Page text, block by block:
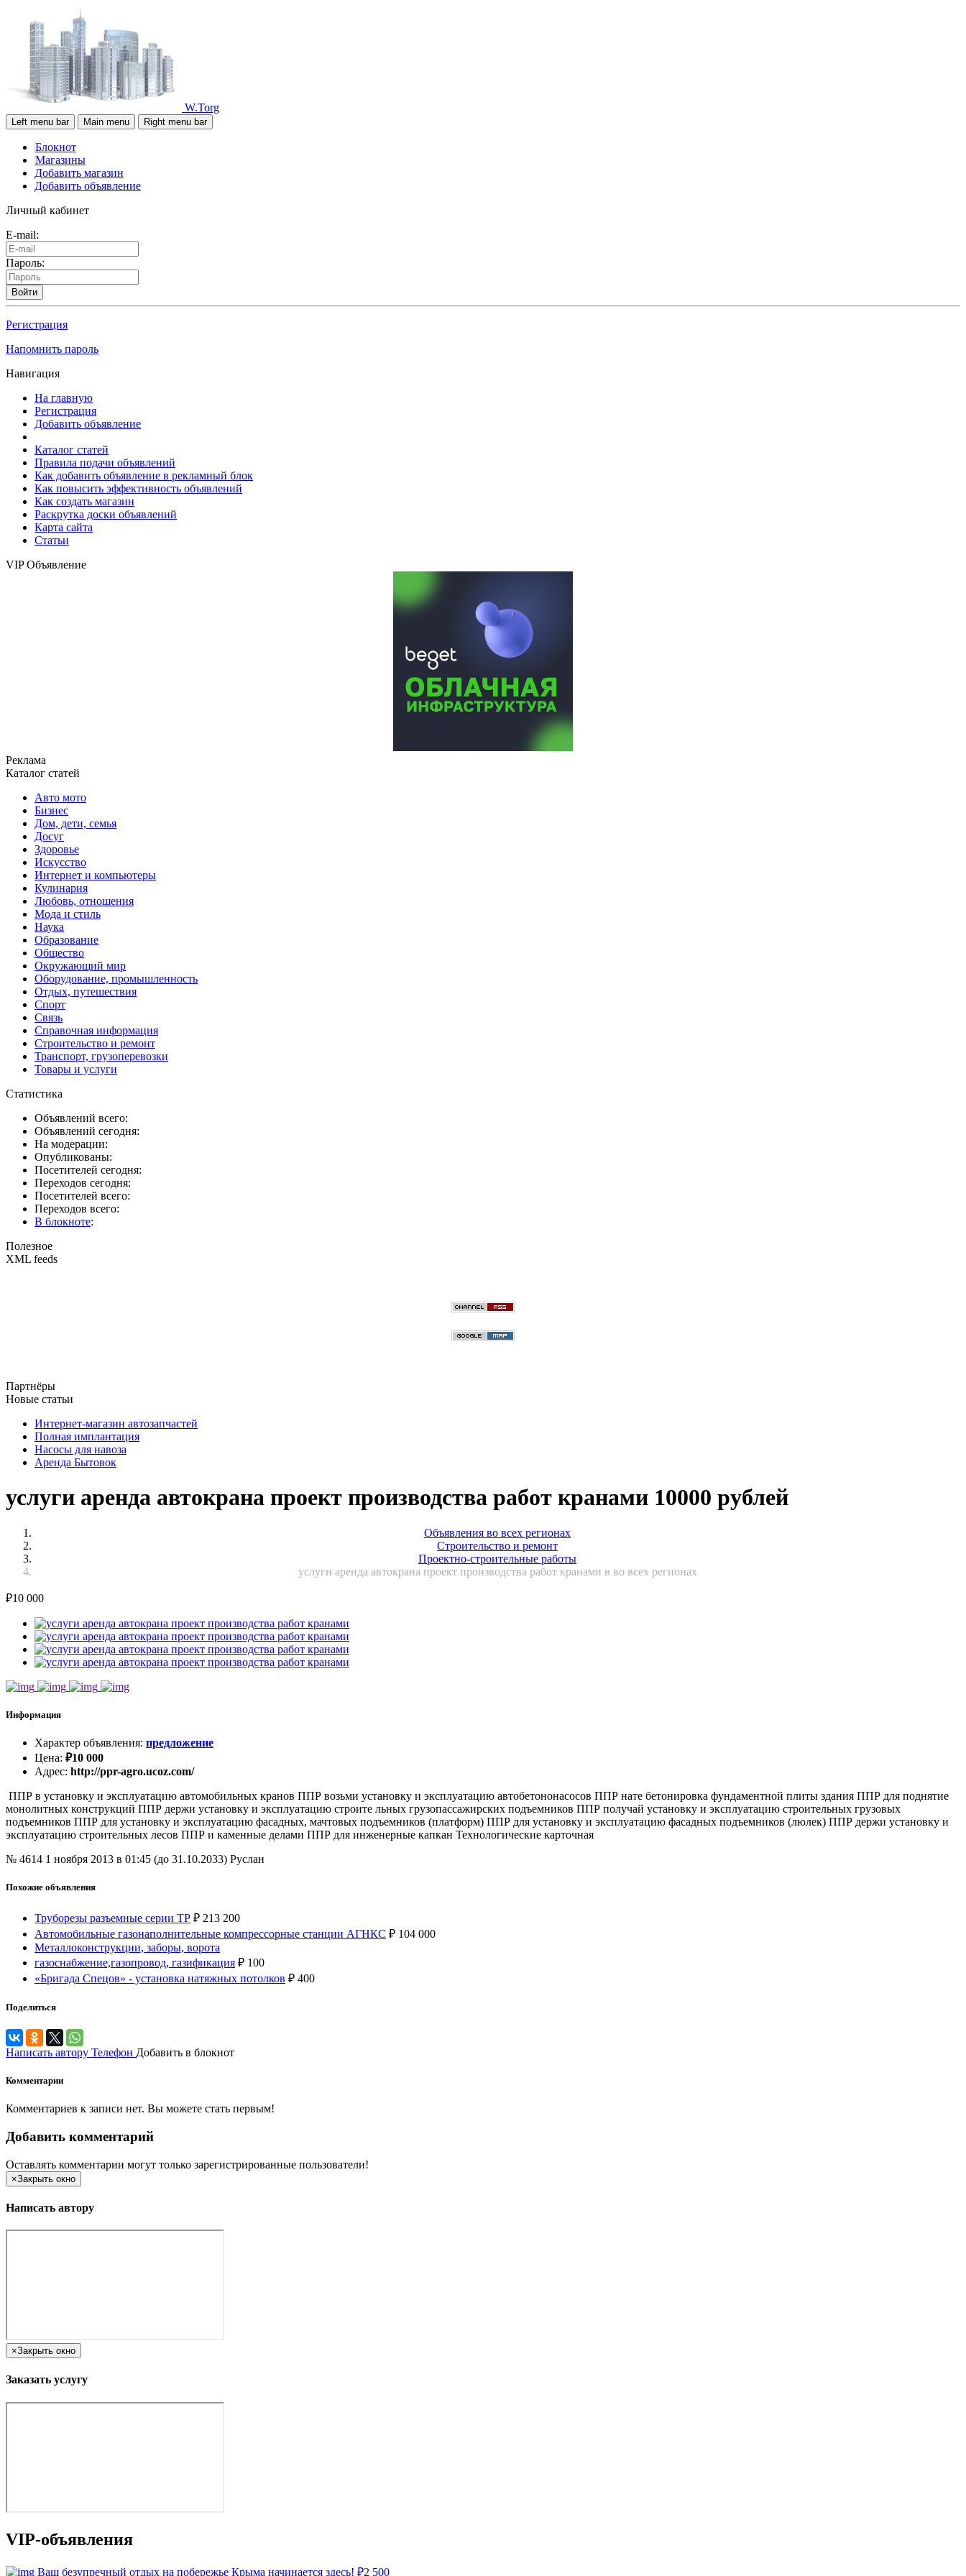
W.Torg
Left menu bar Main menu Right menu bar
Блокнот
Магазины
Добавить магазин
Добавить объявление
Личный кабинет
E-mail:
Пароль:
Войти
Регистрация
Напомнить пароль
Навигация
На главную
Регистрация
Добавить объявление
Каталог статей
Правила подачи объявлений
Как добавить объявление в рекламный блок
Как повысить эффективность объявлений
Как создать магазин
Раскрутка доски объявлений
Карта сайта
Статьи
VIP Объявление
Реклама
Каталог статей
Авто мото
Бизнес
Дом, дети, семья
Досуг
Здоровье
Искусство
Интернет и компьютеры
Кулинария
Любовь, отношения
Мода и стиль
Наука
Образование
Общество
Окружающий мир
Оборудование, промышленность
Отдых, путешествия
Спорт
Связь
Справочная информация
Строительство и ремонт
Транспорт, грузоперевозки
Товары и услуги
Статистика
Объявлений всего:
Объявлений сегодня:
На модерации:
Опубликованы:
Посетителей сегодня:
Переходов сегодня:
Посетителей всего:
Переходов всего:
В блокноте:
Полезное
XML feeds
Партнёры
Новые статьи
Интернет-магазин автозапчастей
Полная имплантация
Насосы для навоза
Аренда Бытовок
услуги аренда автокрана проект производства работ кранами 10000 рублей
Объявления во всех регионах
Строительство и ремонт
Проектно-строительные работы
услуги аренда автокрана проект производства работ кранами в во всех регионах
₽10 000
Информация
Характер объявления: предложение
Цена: ₽10 000
Адрес: http://ppr-agro.ucoz.com/
ППР в установку и эксплуатацию автомобильных кранов ППР возьми установку и эксплуатацию автобетононасосов ППР нате бетонировка фундаментной плиты здания ППР для поднятие
монолитных конструкций ППР держи установку и эксплуатацию строите льных грузопассажирских подъемников ППР получай установку и эксплуатацию строительных грузовых
подъемников ППР для установку и эксплуатацию фасадных, мачтовых подъемников (платформ) ППР для установку и эксплуатацию фасадных подъемников (люлек) ППР держи установку и
эксплуатацию строительных лесов ППР и каменные делами ППР для инженерные капкан Технологические карточная
№ 4614 1 ноября 2013 в 01:45 (до 31.10.2033) Руслан
Похожие объявления
Труборезы разъемные серии ТР ₽ 213 200
Автомобильные газонаполнительные компрессорные станции АГНКС ₽ 104 000
Металлоконструкции, заборы, ворота
газоснабжение,газопровод, газификация ₽ 100
«Бригада Спецов» - установка натяжных потолков ₽ 400
Поделиться
Написать автору Телефон Добавить в блокнот
Комментарии
Комментариев к записи нет. Вы можете стать первым!
Добавить комментарий
Оставлять комментарии могут только зарегистрированные пользователи!
×Закрыть окно
Написать автору
×Закрыть окно
Заказать услугу
VIP-объявления
Ваш безупречный отдых на побережье Крыма начинается здесь! ₽2 500